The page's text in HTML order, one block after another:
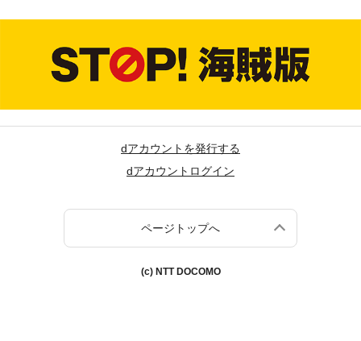
dアカウントを発行する
dアカウントログイン
ページトップへ
(c) NTT DOCOMO